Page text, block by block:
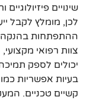
שינויים
לכן, מומלץ לקבל
ההתפתחות
צוות רפואי
יכולים לספק
בעיות אפשריות
קשיים טכניים.